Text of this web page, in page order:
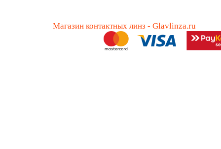
Магазин контактных линз - Glavlinza.ru